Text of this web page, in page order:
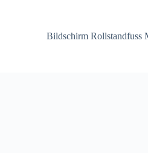
Bildschirm Rollstandfuss